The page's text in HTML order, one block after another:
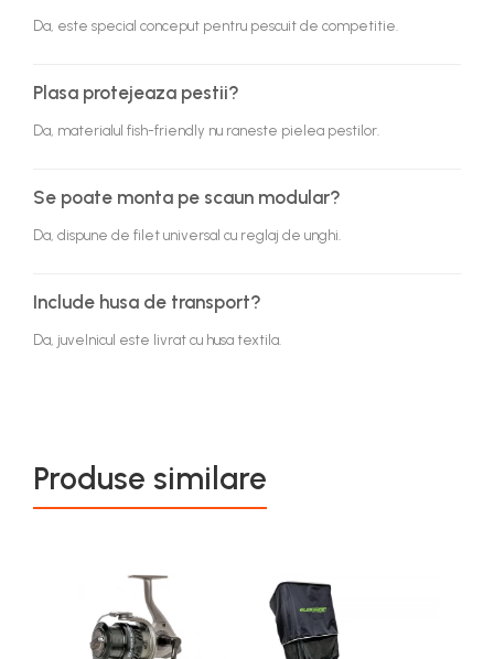
Da, este special conceput pentru pescuit de competitie.
Plasa protejeaza pestii?
Da, materialul fish-friendly nu raneste pielea pestilor.
Se poate monta pe scaun modular?
Da, dispune de filet universal cu reglaj de unghi.
Include husa de transport?
Da, juvelnicul este livrat cu husa textila.
Produse similare